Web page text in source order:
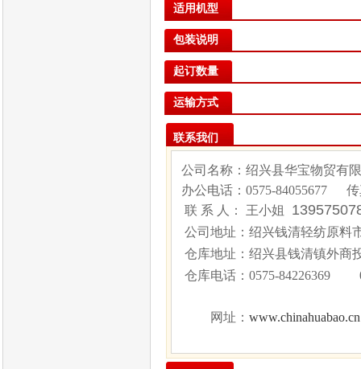
适用机型
包装说明
起订数量
运输方式
联系我们
公司名称：绍兴县华宝物贸有
办公电话：0575-84055677
联 系 人： 王小姐
公司地址：绍兴钱清轻纺原料
仓库地址：绍兴县钱清镇外商
仓库电话：0575-84226369
网址：www.chinahuabao.cn